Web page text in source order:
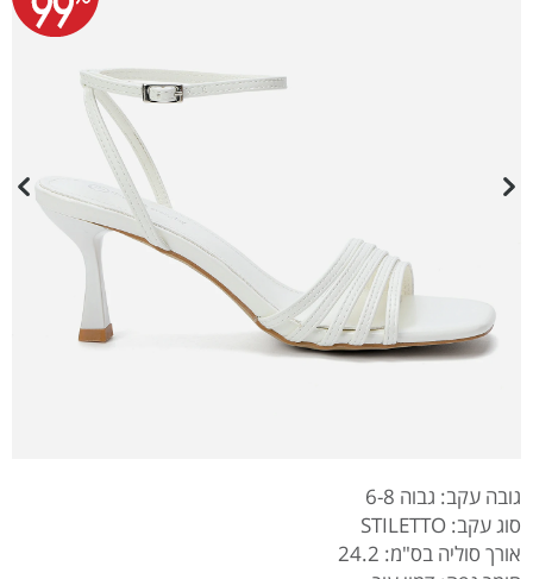
גובה עקב: גבוה 6-8
סוג עקב: STILETTO
אורך סוליה בס"מ: 24.2